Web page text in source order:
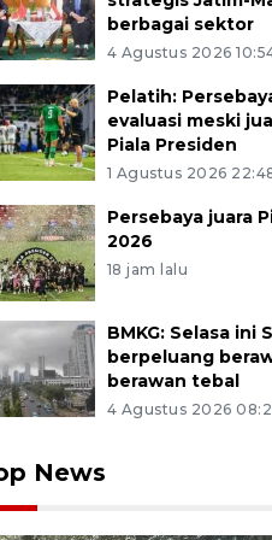
berbagai sektor
4 Agustus 2026
Pelatih:
evaluasi meski
Piala Presiden
1 Agustus 2026
Persebaya juara
2026
18 jam lalu
BMKG: Selasa ini
berpeluang
berawan tebal
4 Agustus 2026
News